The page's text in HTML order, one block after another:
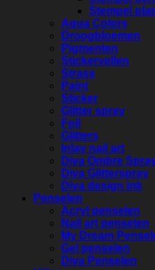
Stempel
Aqua Colors
Droogbloemen
Pigmenten
Stickervellen
Strass
Paint
Sticker
Glitter spray
Foil
Glitters
Inlay nail art
Diva Ombre
Diva Glitterspray
Diva design ink
Penselen
Acryl penselen
Nail art penselen
My Dream
Gel penselen
Diva Penselen